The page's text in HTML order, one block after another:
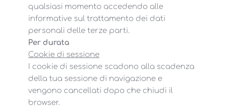
qualsiasi momento accedendo alle
informative sul trattamento dei dati
personali delle terze parti.
Per durata
Cookie di sessione
I cookie di sessione scadono alla scadenza
della tua sessione di navigazione e
vengono cancellati dopo che chiudi il
browser.